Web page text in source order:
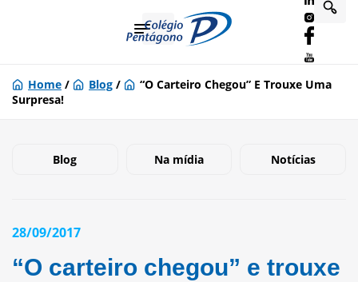
Home / Blog /
“O Carteiro Chegou” E Trouxe Uma
Surpresa!
Blog Na mídia Notícias
28/09/2017
“O carteiro chegou” e trouxe